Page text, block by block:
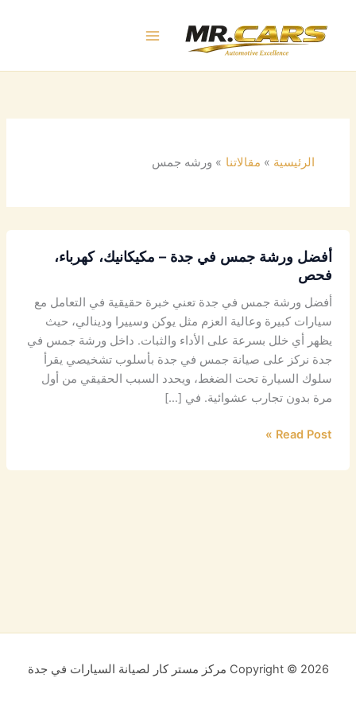
المحتوى
الرئيسية مقالاتنا ورشه جمس
أفضل ورشة جمس في جدة – مكيكانيك، كهرباء،
فحص
أفضل ورشة جمس في جدة تعني خبرة حقيقية في التعامل مع
سيارات كبيرة وعالية العزم مثل يوكن وسييرا ودينالي، حيث
يظهر أي خلل بسرعة على الأداء والثبات. داخل ورشة جمس في
جدة نركز على صيانة جمس في جدة بأسلوب تشخيصي يقرأ
سلوك السيارة تحت الضغط، ويحدد السبب الحقيقي من أول
مرة بدون تجارب عشوائية. في […]
Read Post »
Copyright © 2026 مركز مستر كار لصيانة السيارات في جدة